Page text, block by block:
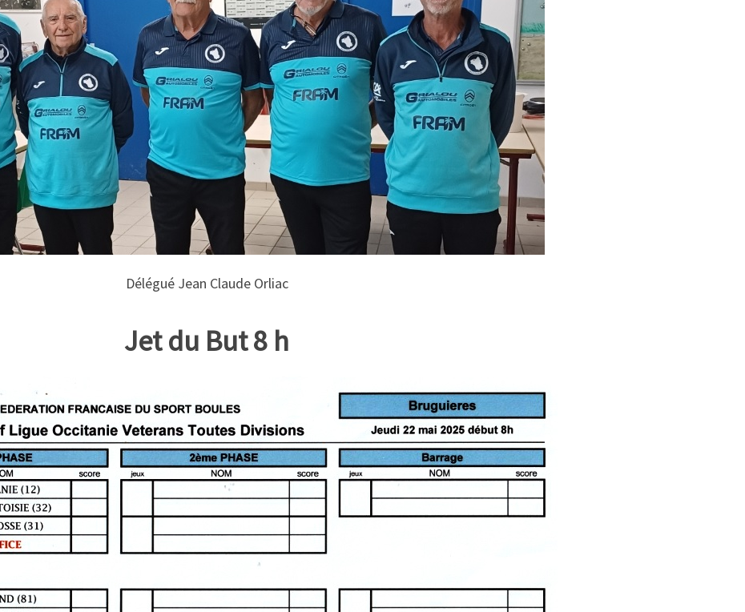
Délégué Jean Claude Orliac
Jet du But 8 h